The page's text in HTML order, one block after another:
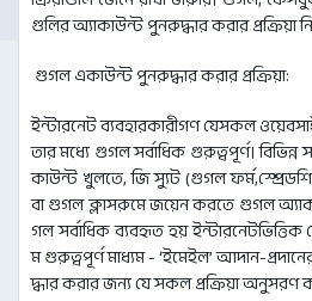
গুলির অ্যাকাউন্ট পুনরুদ্ধার করার প্রক্রিয়া
গুগল একাউন্ট পুনরুদ্ধার করার প্রক্রিয়া:
ইন্টারনেট ব্যবহারকারীগণ যেসকল
তার মধ্যে গুগল সর্বাধিক গুরুত্বপূর্ণ।
কাউন্ট খুলতে, জি স্যুট (গুগল
বা গুগল ক্লাসরুমে জয়েন করতে গুগল
গল সর্বাধিক ব্যবহৃত হয় ইন্টারনেটভিত্তিক
ম গুরুত্বপূর্ণ মাধ্যম - ‘ইমেইল’ আদান-
দ্ধার করার জন্য যে সকল প্রক্রিয়া অনুসরণ